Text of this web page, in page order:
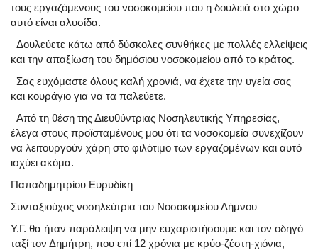
τους εργαζόμενους του νοσοκομείου που η δουλειά στο χώρο
αυτό είναι αλυσίδα.
Δουλεύετε κάτω από δύσκολες συνθήκες με πολλές ελλείψεις
και την απαξίωση του δημόσιου νοσοκομείου από το κράτος.
Σας ευχόμαστε όλους καλή χρονιά, να έχετε την υγεία σας
και κουράγιο για να τα παλεύετε.
Από τη θέση της Διευθύντριας Νοσηλευτικής Υπηρεσίας,
έλεγα στους προϊσταμένους μου ότι τα νοσοκομεία συνεχίζουν
να λειτουργούν χάρη στο φιλότιμο των εργαζομένων και αυτό
ισχύει ακόμα.
Παπαδημητρίου Ευρυδίκη
Συνταξιούχος νοσηλεύτρια του Νοσοκομείου Λήμνου
Υ.Γ. θα ήταν παράλειψη να μην ευχαριστήσουμε και τον οδηγό
ταξί τον Δημήτρη, που επί 12 χρόνια με κρύο-ζέστη-χιόνια,